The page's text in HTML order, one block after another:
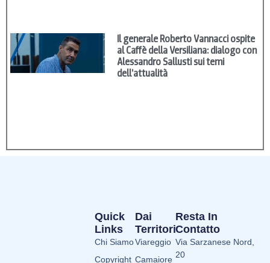
Il generale Roberto Vannacci ospite
al Caffè della Versiliana: dialogo con
Alessandro Sallusti sui temi
dell’attualità
Dai
Territori
Viareggio
Camaiore
Quick
Links
Chi Siamo
Copyright
Resta In
Contatto
Via Sarzanese Nord,
20